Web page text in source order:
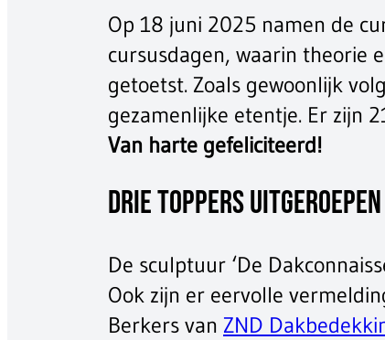
Op 18 juni 2025 namen de
cursusdagen, waarin theorie
getoetst. Zoals gewoonlijk
gezamenlijke etentje. Er zijn
Van harte gefeliciteerd!
Drie toppers uitgeroepen
De sculptuur ‘De
Ook zijn er eervolle
Berkers van ZND